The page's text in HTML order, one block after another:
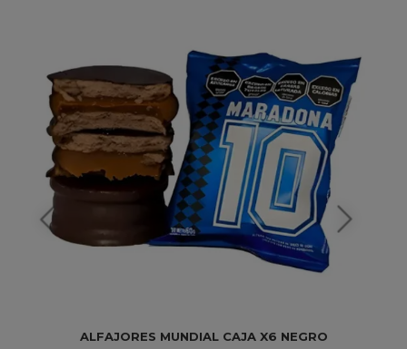
ALFAJORES MUNDIAL CAJA X6 NEGRO